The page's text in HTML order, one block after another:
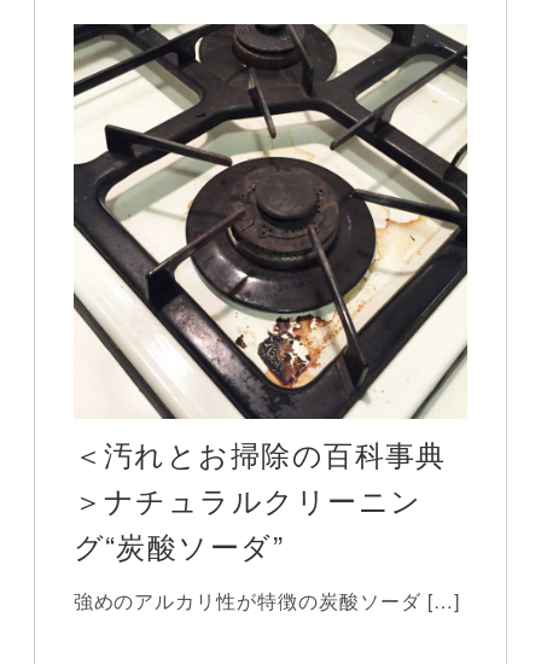
＜汚れとお掃除の百科事典
＞ナチュラルクリーニン
グ“炭酸ソーダ”
強めのアルカリ性が特徴の炭酸ソーダ […]